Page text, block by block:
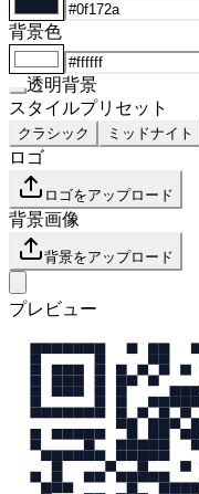
背景色
透明背景
スタイルプリセット
クラシック ミッドナイト
ロゴ
ロゴをアップロード
背景画像
背景をアップロード
プレビュー